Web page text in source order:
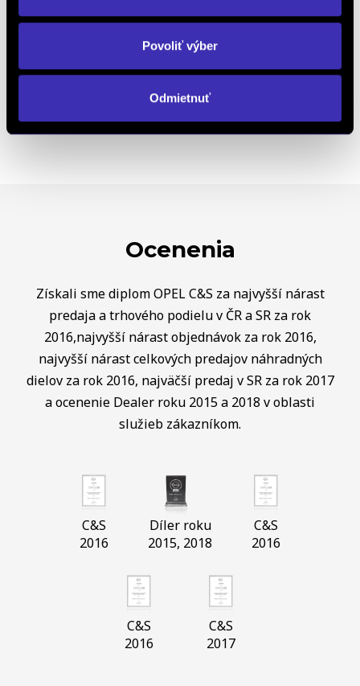
Povoliť výber
Odmietnuť
Kalkulácia financovania
Ocenenia
Získali sme diplom OPEL C&S za najvyšší nárast
predaja a trhového podielu v ČR a SR za rok
2016,najvyšší nárast objednávok za rok 2016,
najvyšší nárast celkových predajov náhradných
dielov za rok 2016, najväčší predaj v SR za rok 2017
a ocenenie Dealer roku 2015 a 2018 v oblasti
služieb zákazníkom.
C&S
2016
Díler roku
2015, 2018
C&S
2016
C&S
2016
C&S
2017